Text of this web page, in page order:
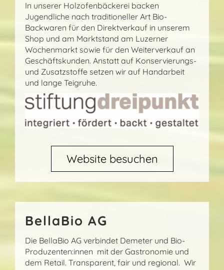
In unserer Holzofenbäckerei backen
Jugendliche nach traditioneller Art Bio-
Backwaren für den Direktverkauf in unserem
Shop und am Marktstand am Luzerner
Wochenmarkt sowie für den Weiterverkauf an
Geschäftskunden. Anstatt auf Konservierungs-
und Zusatzstoffe setzen wir auf Handarbeit
und lange Teigruhe.
Website besuchen
BellaBio AG
Die BellaBio AG verbindet Demeter und Bio-
Produzenten:innen mit der Gastronomie und
dem Retail. Transparent, fair und regional. Wir